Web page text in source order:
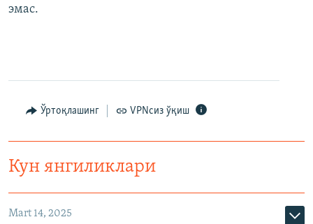
эмас.
Ўртоқлашинг VPNсиз ўқиш
Кун янгиликлари
Mart 14, 2025